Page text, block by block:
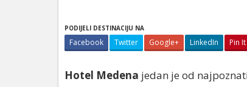
PODIJELI DESTINACIJU NA
Facebook Twitter Google+ LinkedIn Pin It
Hotel Medena jedan je od